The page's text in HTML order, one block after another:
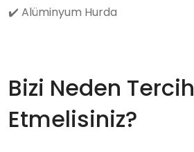
✔️ Alüminyum Hurda
Bizi Neden Tercih
Etmelisiniz?